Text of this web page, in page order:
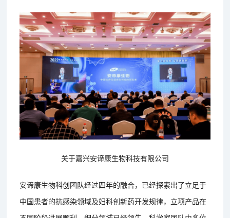
关于嘉兴安谛康生物科技有限公司
安谛康生物科创团队经过四年的融合，已经探索出了立足于
中国患者的抗感染领域及妇科创新药开发规律，立项产品在